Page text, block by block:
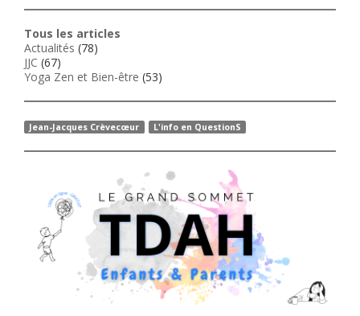
Tous les articles
Actualités (78)
JJC (67)
Yoga Zen et Bien-être (53)
Jean-Jacques Crèvecœur L'info en QuestionS